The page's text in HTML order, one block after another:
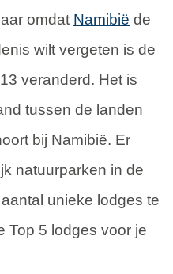
omdat Namibië de
wilt vergeten is de
veranderd. Het is
tussen de landen
bij Namibië. Er
natuurparken in de
unieke lodges te
Top 5 lodges voor je